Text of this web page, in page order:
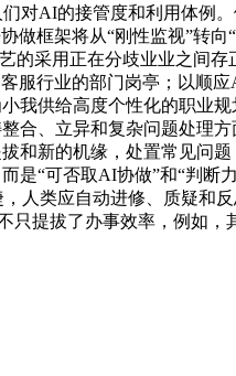
对AI的接管度和利用体例
框架将从“刚性监视”转
采用正在分歧业业之间
服行业的部门岗亭；以顺
我供给高度个性化的职业
合、立异和复杂问题处理
和新的机缘，处置常见问
“可否取AI协做”和“判断
人类应自动进修、质疑和
只提拔了办事效率，例如